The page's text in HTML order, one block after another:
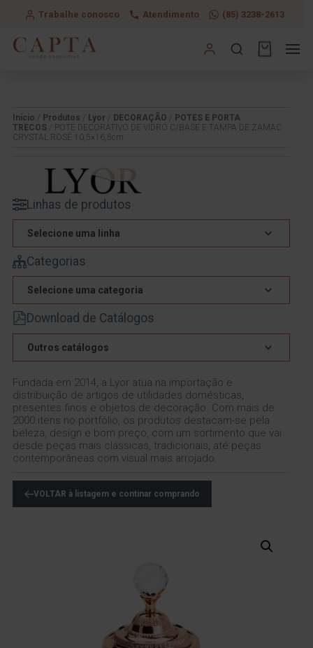
Trabalhe conosco Atendimento (85) 3238-2613
Início Produtos Lyor DECORAÇÃO
POTES E PORTA
TRECOS / POTE DECORATIVO DE VIDRO C/BASE E TAMPA DE ZAMAC
CRYSTAL ROSÉ 10,5×16,5cm
Linhas de produtos
Selecione uma linha
Categorias
Selecione uma categoria
Download de Catálogos
Outros catálogos
Fundada em 2014, a Lyor atua na importação e
distribuição de artigos de utilidades domésticas,
presentes finos e objetos de decoração. Com mais de
2000 itens no portfólio, os produtos destacam-se pela
beleza, design e bom preço, com um sortimento que vai
desde peças mais clássicas, tradicionais, até peças
contemporâneas com visual mais arrojado.
VOLTAR à listagem e continar comprando